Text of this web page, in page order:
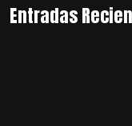
Entradas